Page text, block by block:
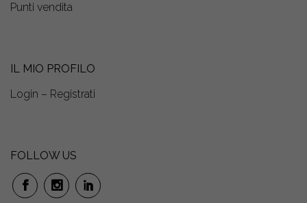
Punti vendita
IL MIO PROFILO
Login – Registrati
FOLLOW US